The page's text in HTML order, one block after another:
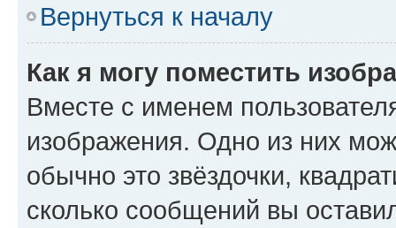
Вернуться к началу
Как я могу поместить
Вместе с именем
изображения. Одно из них
обычно это звёздочки,
сколько сообщений вы